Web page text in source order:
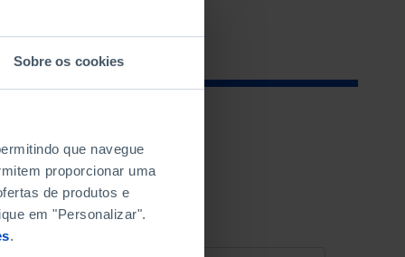
Sobre os cookies
que navegue
proporcionar uma
de produtos e
em "Personalizar".
.
ORDENAR POR